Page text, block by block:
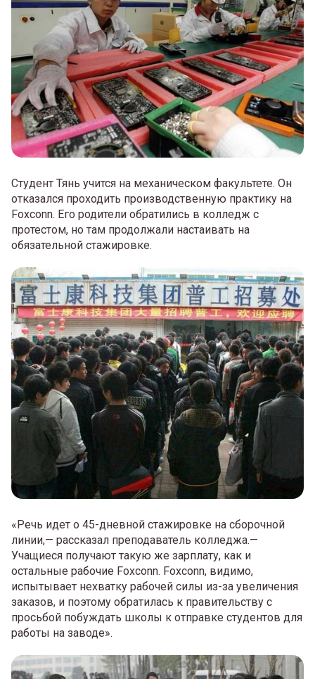
Студент Тянь учится на механическом факультете. Он
отказался проходить производственную практику на
Foxconn. Его родители обратились в колледж с
протестом, но там продолжали настаивать на
обязательной стажировке.
«Речь идет о 45-дневной стажировке на сборочной
линии,— рассказал преподаватель колледжа.—
Учащиеся получают такую же зарплату, как и
остальные рабочие Foxconn. Foxconn, видимо,
испытывает нехватку рабочей силы из-за увеличения
заказов, и поэтому обратилась к правительству с
просьбой побуждать школы к отправке студентов для
работы на заводе».